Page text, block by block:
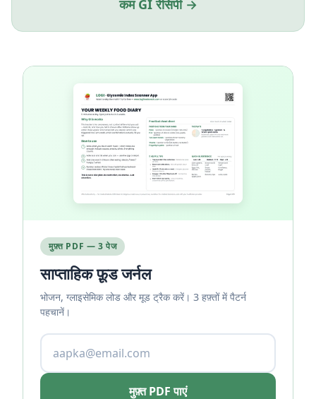
कम GI रेसिपी →
मुफ़्त PDF — 3 पेज
साप्ताहिक फ़ूड जर्नल
भोजन, ग्लाइसेमिक लोड और मूड ट्रैक करें। 3 हफ़्तों में पैटर्न
पहचानें।
मुफ़्त PDF पाएं